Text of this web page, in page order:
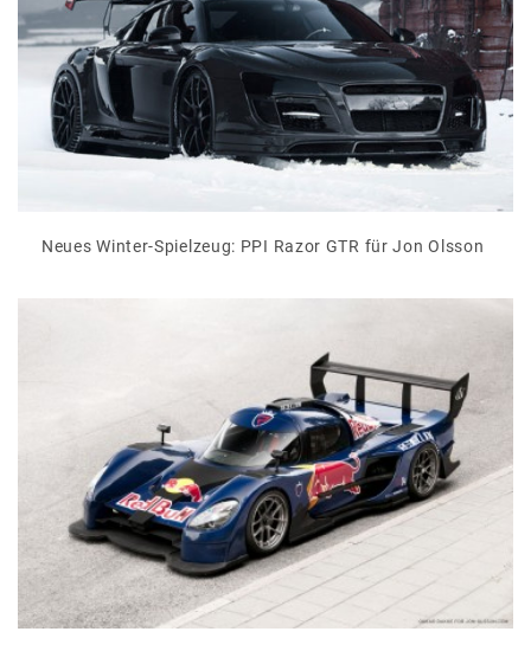
Neues Winter-Spielzeug: PPI Razor GTR für Jon Olsson